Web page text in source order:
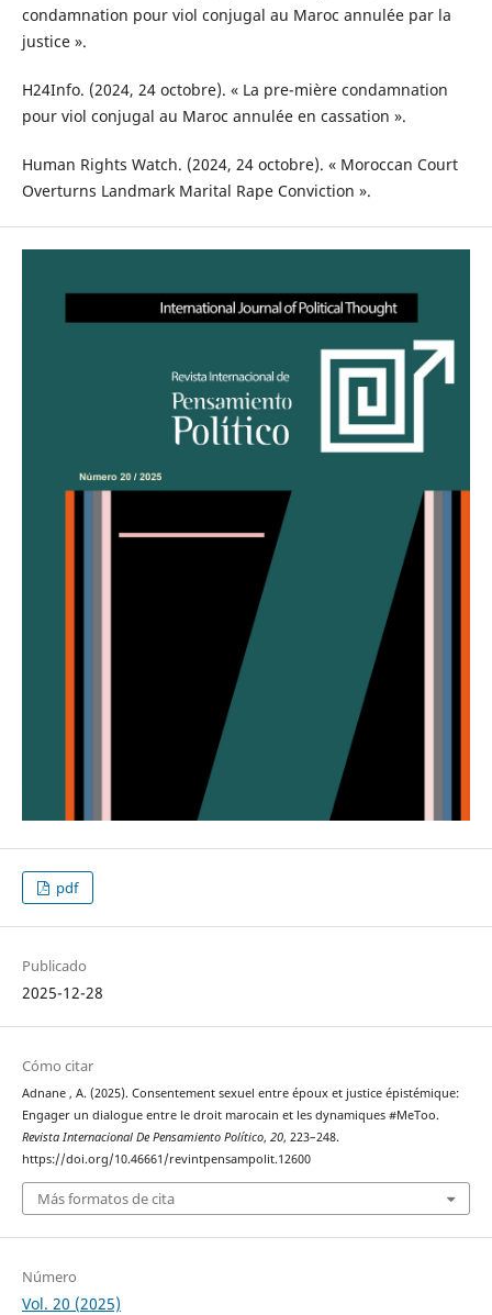
condamnation pour viol conjugal au Maroc annulée par la
justice ».
H24Info. (2024, 24 octobre). « La pre-mière condamnation
pour viol conjugal au Maroc annulée en cassation ».
Human Rights Watch. (2024, 24 octobre). « Moroccan Court
Overturns Landmark Marital Rape Conviction ».
pdf
Publicado
2025-12-28
Cómo citar
Adnane , A. (2025). Consentement sexuel entre époux et justice épistémique:
Engager un dialogue entre le droit marocain et les dynamiques #MeToo.
Revista Internacional De Pensamiento Político, 20, 223–248.
https://doi.org/10.46661/revintpensampolit.12600
Más formatos de cita
Número
Vol. 20 (2025)